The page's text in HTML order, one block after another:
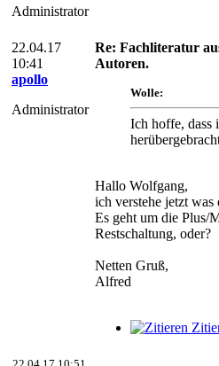
Administrator
22.04.17
10:41
apollo
Administrator
Re: Fachliteratur
Autoren.
Wolle:
Ich hoffe, dass
Hallo Wolfgang,
ich verstehe jetzt was
Es geht um die Plus/
Restschaltung, oder?
Netten Gruß,
Alfred